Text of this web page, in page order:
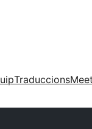
Traduccions